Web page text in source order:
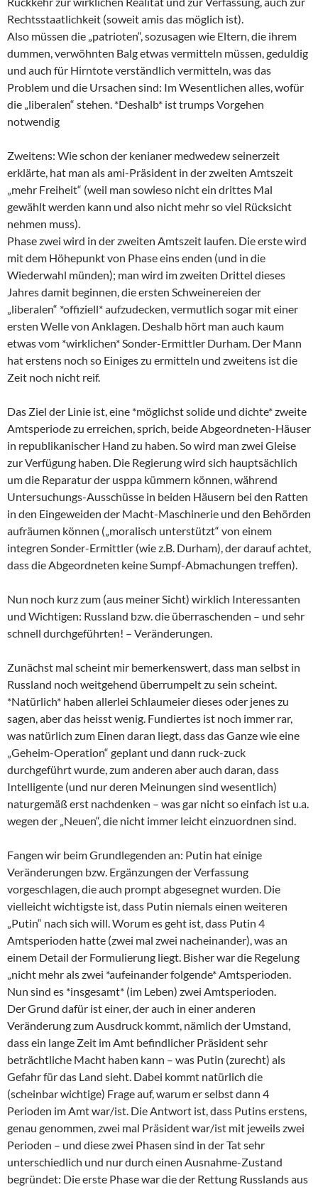
Rechtsstaatlichkeit (soweit amis das möglich ist).
Also müssen die „patrioten“, sozusagen wie Eltern, die ihrem
dummen, verwöhnten Balg etwas vermitteln müssen, geduldig
und auch für Hirntote verständlich vermitteln, was das
Problem und die Ursachen sind: Im Wesentlichen alles, wofür
die „liberalen“ stehen. *Deshalb* ist trumps Vorgehen
notwendig
Zweitens: Wie schon der kenianer medwedew seinerzeit
erklärte, hat man als ami-Präsident in der zweiten Amtszeit
„mehr Freiheit“ (weil man sowieso nicht ein drittes Mal
gewählt werden kann und also nicht mehr so viel Rücksicht
nehmen muss).
Phase zwei wird in der zweiten Amtszeit laufen. Die erste wird
mit dem Höhepunkt von Phase eins enden (und in die
Wiederwahl münden); man wird im zweiten Drittel dieses
Jahres damit beginnen, die ersten Schweinereien der
„liberalen“ *offiziell* aufzudecken, vermutlich sogar mit einer
ersten Welle von Anklagen. Deshalb hört man auch kaum
etwas vom *wirklichen* Sonder-Ermittler Durham. Der Mann
hat erstens noch so Einiges zu ermitteln und zweitens ist die
Zeit noch nicht reif.
Das Ziel der Linie ist, eine *möglichst solide und dichte* zweite
Amtsperiode zu erreichen, sprich, beide Abgeordneten-Häuser
in republikanischer Hand zu haben. So wird man zwei Gleise
zur Verfügung haben. Die Regierung wird sich hauptsächlich
um die Reparatur der usppa kümmern können, während
Untersuchungs-Ausschüsse in beiden Häusern bei den Ratten
in den Eingeweiden der Macht-Maschinerie und den Behörden
aufräumen können („moralisch unterstützt“ von einem
integren Sonder-Ermittler (wie z.B. Durham), der darauf achtet,
dass die Abgeordneten keine Sumpf-Abmachungen treffen).
Nun noch kurz zum (aus meiner Sicht) wirklich Interessanten
und Wichtigen: Russland bzw. die überraschenden – und sehr
schnell durchgeführten! – Veränderungen.
Zunächst mal scheint mir bemerkenswert, dass man selbst in
Russland noch weitgehend überrumpelt zu sein scheint.
*Natürlich* haben allerlei Schlaumeier dieses oder jenes zu
sagen, aber das heisst wenig. Fundiertes ist noch immer rar,
was natürlich zum Einen daran liegt, dass das Ganze wie eine
„Geheim-Operation“ geplant und dann ruck-zuck
durchgeführt wurde, zum anderen aber auch daran, dass
Intelligente (und nur deren Meinungen sind wesentlich)
naturgemäß erst nachdenken – was gar nicht so einfach ist u.a.
wegen der „Neuen“, die nicht immer leicht einzuordnen sind.
Fangen wir beim Grundlegenden an: Putin hat einige
Veränderungen bzw. Ergänzungen der Verfassung
vorgeschlagen, die auch prompt abgesegnet wurden. Die
vielleicht wichtigste ist, dass Putin niemals einen weiteren
„Putin“ nach sich will. Worum es geht ist, dass Putin 4
Amtsperioden hatte (zwei mal zwei nacheinander), was an
einem Detail der Formulierung liegt. Bisher war die Regelung
„nicht mehr als zwei *aufeinander folgende* Amtsperioden.
Nun sind es *insgesamt* (im Leben) zwei Amtsperioden.
Der Grund dafür ist einer, der auch in einer anderen
Veränderung zum Ausdruck kommt, nämlich der Umstand,
dass ein lange Zeit im Amt befindlicher Präsident sehr
beträchtliche Macht haben kann – was Putin (zurecht) als
Gefahr für das Land sieht. Dabei kommt natürlich die
(scheinbar wichtige) Frage auf, warum er selbst dann 4
Perioden im Amt war/ist. Die Antwort ist, dass Putins erstens,
genau genommen, zwei mal Präsident war/ist mit jeweils zwei
Perioden – und diese zwei Phasen sind in der Tat sehr
unterschiedlich und nur durch einen Ausnahme-Zustand
begründet: Die erste Phase war die der Rettung Russlands aus